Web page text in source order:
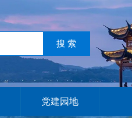
党建园地